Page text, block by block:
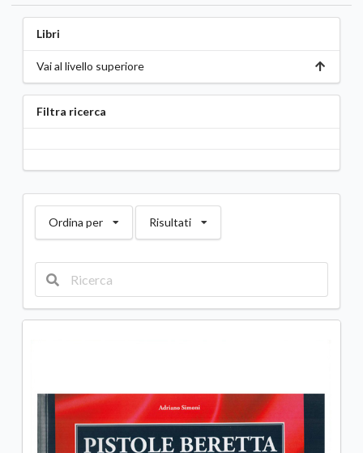
Libri
Vai al livello superiore
Filtra ricerca
Ordina per Risultati